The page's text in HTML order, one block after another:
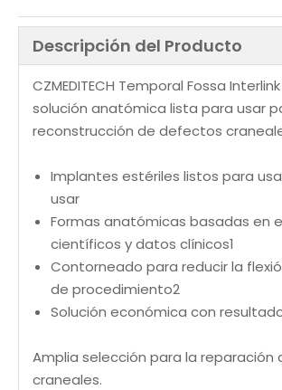
Descripción del Producto
CZMEDITECH Temporal Fossa
solución anatómica lista para usar
reconstrucción de defectos
Implantes estériles listos para
usar
Formas anatómicas basadas en
científicos y datos clínicos1
Contorneado para reducir la
de procedimiento2
Solución económica con
Amplia selección para la
craneales.